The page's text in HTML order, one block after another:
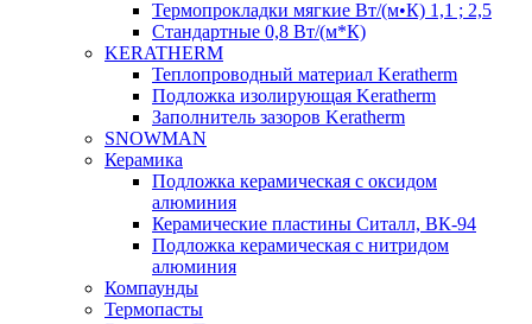
Термопрокладки мягкие Вт/(м•К) 1,1 ; 2,5
Стандартные 0,8 Вт/(м*К)
KERATHERM
Теплопроводный материал Keratherm
Подложка изолирующая Keratherm
Заполнитель зазоров Keratherm
SNOWMAN
Керамика
Подложка керамическая с оксидом
алюминия
Керамические пластины Ситалл, ВК-94
Подложка керамическая с нитридом
алюминия
Компаунды
Термопасты